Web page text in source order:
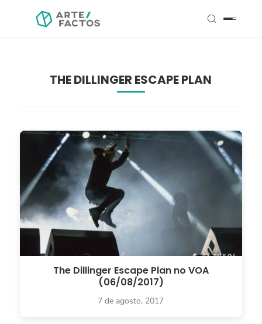
THE DILLINGER ESCAPE PLAN
The Dillinger Escape Plan no VOA
(06/08/2017)
7 de agosto, 2017